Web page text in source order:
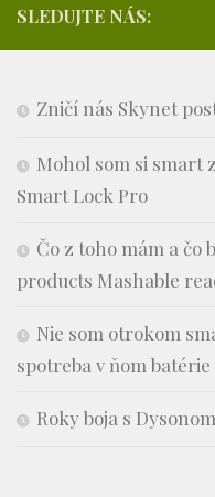
SLEDUJTE NÁS:
Zničí nás Skynet
Mohol som si smart
Smart Lock Pro
Čo z toho mám a čo
products Mashable
Nie som otrokom
spotreba v ňom batérie
Roky boja s